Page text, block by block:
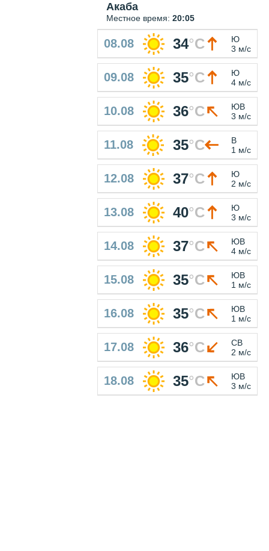
Акаба
Местное время: 20:05
08.08 34°C
Ю
3 м/с
09.08 35°C
Ю
4 м/с
10.08 36°C
ЮВ
3 м/с
11.08 35°C
В
1 м/с
12.08 37°C
Ю
2 м/с
13.08 40°C
Ю
3 м/с
14.08 37°C
ЮВ
4 м/с
15.08 35°C
ЮВ
1 м/с
16.08 35°C
ЮВ
1 м/с
17.08 36°C
СВ
2 м/с
18.08 35°C
ЮВ
3 м/с